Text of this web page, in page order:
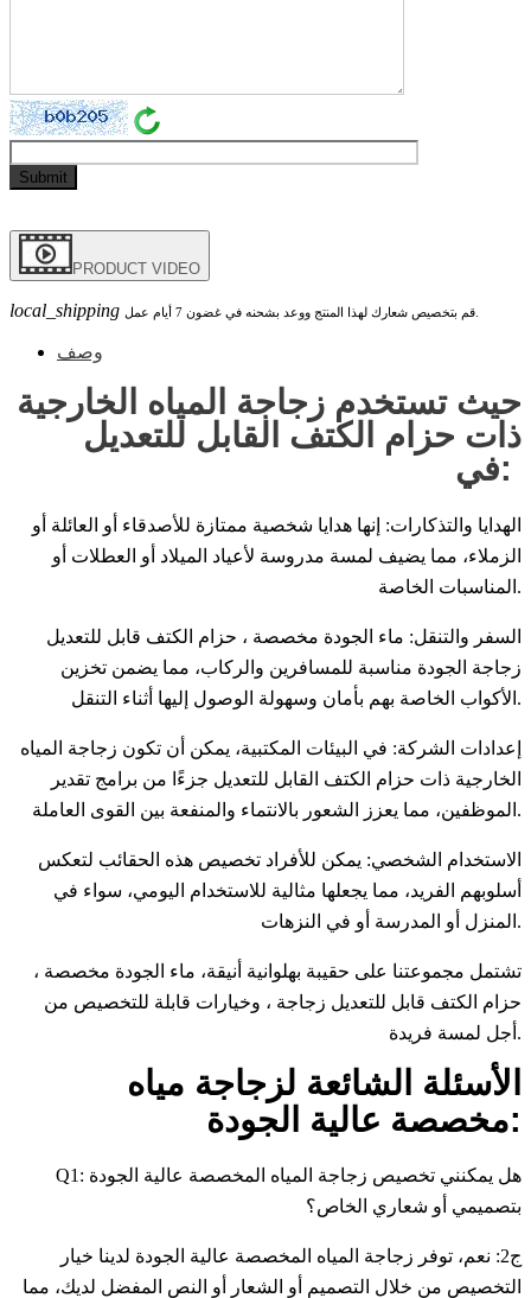
PRODUCT VIDEO
local_shipping
وصف
حيث تستخدم زجاجة المياه الخارجية
ذات حزام الكتف القابل للتعديل
في:
الهدايا والتذكارات: إنها هدايا شخصية ممتازة للأصدقاء أو العائلة أو
الزملاء، مما يضيف لمسة مدروسة لأعياد الميلاد أو العطلات أو
المناسبات الخاصة.
السفر والتنقل: ماء الجودة مخصصة ، حزام الكتف قابل للتعديل
زجاجة الجودة مناسبة للمسافرين والركاب، مما يضمن تخزين
الأكواب الخاصة بهم بأمان وسهولة الوصول إليها أثناء التنقل.
إعدادات الشركة: في البيئات المكتبية، يمكن أن تكون زجاجة المياه
الخارجية ذات حزام الكتف القابل للتعديل جزءًا من برامج تقدير
الموظفين، مما يعزز الشعور بالانتماء والمنفعة بين القوى العاملة.
الاستخدام الشخصي: يمكن للأفراد تخصيص هذه الحقائب لتعكس
أسلوبهم الفريد، مما يجعلها مثالية للاستخدام اليومي، سواء في
المنزل أو المدرسة أو في النزهات.
تشتمل مجموعتنا على حقيبة بهلوانية أنيقة، ماء الجودة مخصصة ،
حزام الكتف قابل للتعديل زجاجة ، وخيارات قابلة للتخصيص من
أجل لمسة فريدة.
الأسئلة الشائعة لزجاجة مياه
مخصصة عالية الجودة:
Q1: هل يمكنني تخصيص زجاجة المياه المخصصة عالية الجودة
بتصميمي أو شعاري الخاص؟
ج2: نعم، توفر زجاجة المياه المخصصة عالية الجودة لدينا خيار
التخصيص من خلال التصميم أو الشعار أو النص المفضل لديك، مما